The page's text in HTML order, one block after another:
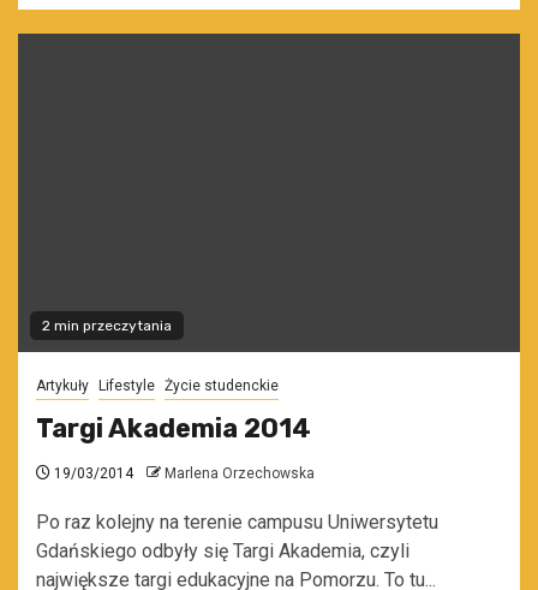
2 min przeczytania
Artykuły Lifestyle Życie studenckie
Targi Akademia 2014
19/03/2014 Marlena Orzechowska
Po raz kolejny na terenie campusu Uniwersytetu
Gdańskiego odbyły się Targi Akademia, czyli
największe targi edukacyjne na Pomorzu. To tu...